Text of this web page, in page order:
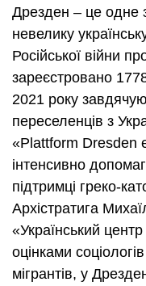
Дрезден – це одне
невелику
Російської війни
зареєстровано
2021 року
переселенців з
«Plattform Dresden
інтенсивно
підтримці греко-
Архістратига
«Український
оцінками
мігрантів, у